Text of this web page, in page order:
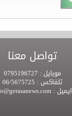
تواصل معنا
موبايل :
تلفاكس :
ايميل :